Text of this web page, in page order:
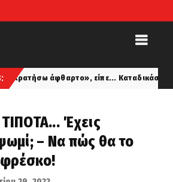
είπε... Καταδικάστηκε σε 11 μήνες με
Έχεις
– Να πώς θα το
φρέσκο!